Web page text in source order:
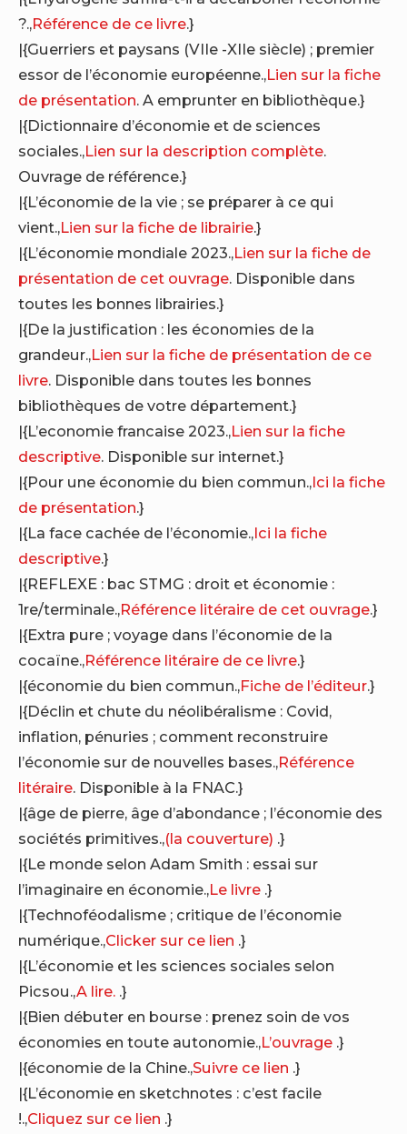
?.,Référence de ce livre.}
|{Guerriers et paysans (VIIe -XIIe siècle) ; premier
essor de l’économie européenne.,Lien sur la fiche
de présentation. A emprunter en bibliothèque.}
|{Dictionnaire d’économie et de sciences
sociales.,Lien sur la description complète.
Ouvrage de référence.}
|{L’économie de la vie ; se préparer à ce qui
vient.,Lien sur la fiche de librairie.}
|{L’économie mondiale 2023.,Lien sur la fiche de
présentation de cet ouvrage. Disponible dans
toutes les bonnes librairies.}
|{De la justification : les économies de la
grandeur.,Lien sur la fiche de présentation de ce
livre. Disponible dans toutes les bonnes
bibliothèques de votre département.}
|{L’economie francaise 2023.,Lien sur la fiche
descriptive. Disponible sur internet.}
|{Pour une économie du bien commun.,Ici la fiche
de présentation.}
|{La face cachée de l’économie.,Ici la fiche
descriptive.}
|{REFLEXE : bac STMG : droit et économie :
1re/terminale.,Référence litéraire de cet ouvrage.}
|{Extra pure ; voyage dans l’économie de la
cocaïne.,Référence litéraire de ce livre.}
|{économie du bien commun.,Fiche de l’éditeur.}
|{Déclin et chute du néolibéralisme : Covid,
inflation, pénuries ; comment reconstruire
l’économie sur de nouvelles bases.,Référence
litéraire. Disponible à la FNAC.}
|{âge de pierre, âge d’abondance ; l’économie des
sociétés primitives.,(la couverture) .}
|{Le monde selon Adam Smith : essai sur
l’imaginaire en économie.,Le livre .}
|{Technoféodalisme ; critique de l’économie
numérique.,Clicker sur ce lien .}
|{L’économie et les sciences sociales selon
Picsou.,A lire. .}
|{Bien débuter en bourse : prenez soin de vos
économies en toute autonomie.,L’ouvrage .}
|{économie de la Chine.,Suivre ce lien .}
|{L’économie en sketchnotes : c’est facile
!.,Cliquez sur ce lien .}